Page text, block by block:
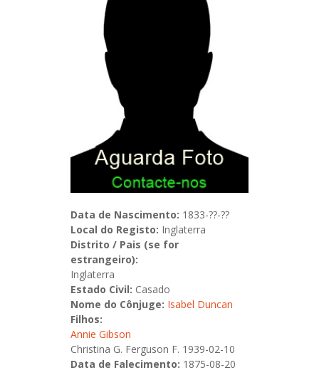
Data de Nascimento: 1833-??-??
Local do Registo: Inglaterra
Distrito / Pais (se for
estrangeiro):
Inglaterra
Estado Civil: Casado
Nome do Cônjuge: Isabel Duncan
Filhos:
Annie Gibson
Christina G. Ferguson F. 1939-02-10
Data de Falecimento: 1875-08-20